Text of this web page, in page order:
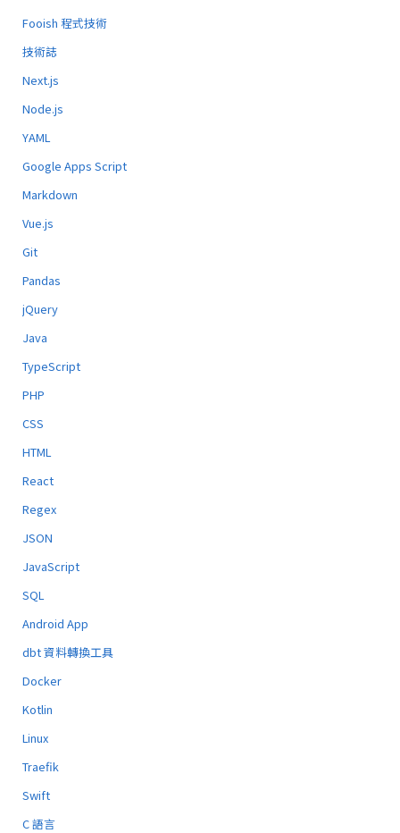
Fooish 程式技術
技術誌
Next.js
Node.js
YAML
Google Apps Script
Markdown
Vue.js
Git
Pandas
jQuery
Java
TypeScript
PHP
CSS
HTML
React
Regex
JSON
JavaScript
SQL
Android App
dbt 資料轉換工具
Docker
Kotlin
Linux
Traefik
Swift
C 語言